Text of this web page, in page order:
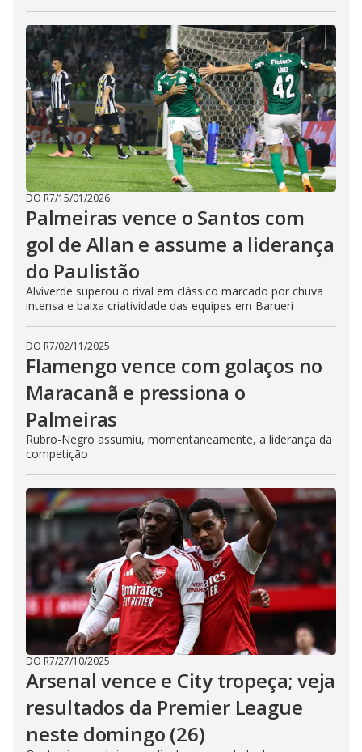
DO R7/15/01/2026
Palmeiras vence o Santos com
gol de Allan e assume a liderança
do Paulistão
Alviverde superou o rival em clássico marcado por chuva
intensa e baixa criatividade das equipes em Barueri
DO R7/02/11/2025
Flamengo vence com golaços no
Maracanã e pressiona o
Palmeiras
Rubro-Negro assumiu, momentaneamente, a liderança da
competição
DO R7/27/10/2025
Arsenal vence e City tropeça; veja
resultados da Premier League
neste domingo (26)